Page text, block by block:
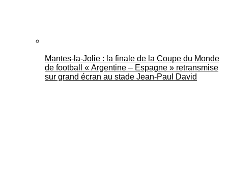
Mantes-la-Jolie : la finale de la Coupe du Monde
de football « Argentine – Espagne » retransmise
sur grand écran au stade Jean-Paul David